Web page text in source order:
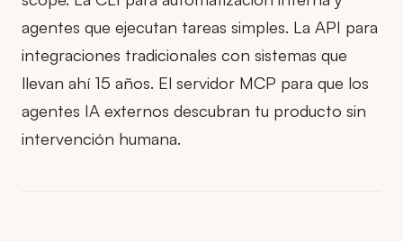
agentes que ejecutan tareas simples. La API para
integraciones tradicionales con sistemas que
llevan ahí 15 años. El servidor MCP para que los
agentes IA externos descubran tu producto sin
intervención humana.